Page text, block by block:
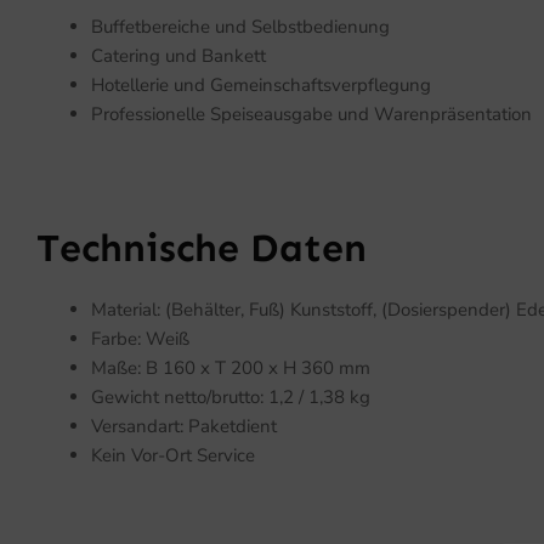
Buffetbereiche und Selbstbedienung
Catering und Bankett
Hotellerie und Gemeinschaftsverpflegung
Professionelle Speiseausgabe und Warenpräsentation
Technische Daten
Material: (Behälter, Fuß) Kunststoff, (Dosierspender)
Farbe: Weiß
Maße: B 160 x T 200 x H 360 mm
Gewicht netto/brutto: 1,2 / 1,38 kg
Versandart: Paketdient
Kein Vor-Ort Service